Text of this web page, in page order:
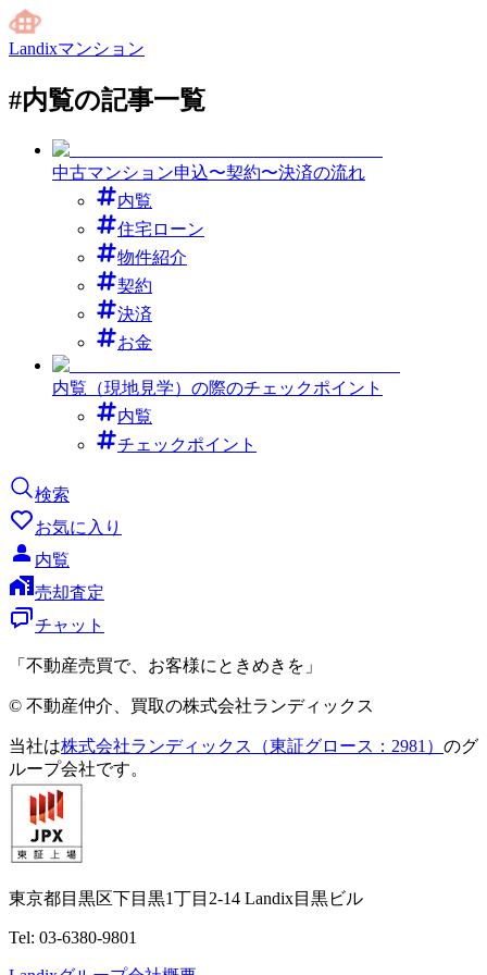
Landixマンション
#内覧の記事一覧
中古マンション申込〜契約〜決済の流れ
内覧
住宅ローン
物件紹介
契約
決済
お金
内覧（現地見学）の際のチェックポイント
内覧
チェックポイント
検索
お気に入り
内覧
売却査定
チャット
「不動産売買で、お客様にときめきを」
© 不動産仲介、買取の株式会社ランディックス
当社は株式会社ランディックス（東証グロース：2981） のグ
ループ会社です。
東京都目黒区下目黒1丁目2-14 Landix目黒ビル
Tel: 03-6380-9801